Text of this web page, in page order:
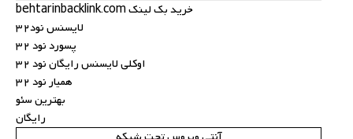
خرید بک لینک behtarinbacklink.com
لایسنس نود32
پسورد نود 32
اوکلی لایسنس رایگان نود 32
همیار نود 32
بهترین سئو
رایگان